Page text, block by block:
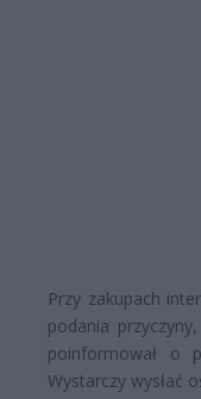
Przy zakupach
podania
poinformował o
Wystarczy wysłać